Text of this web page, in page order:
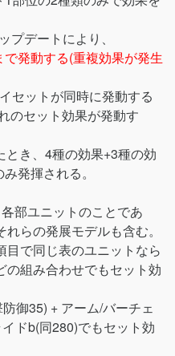
デートにより、
発動する(重複効果が発生
セットが同時に発動する
のセット効果が発動す
き、4種の効果+3種の効
発揮される。
部ユニットのことであ
らの発展モデルも含む。
で同じ表のユニットなら
の組み合わせでもセット効
御35) + アーム/バーチェ
ドb(同280)でもセット効